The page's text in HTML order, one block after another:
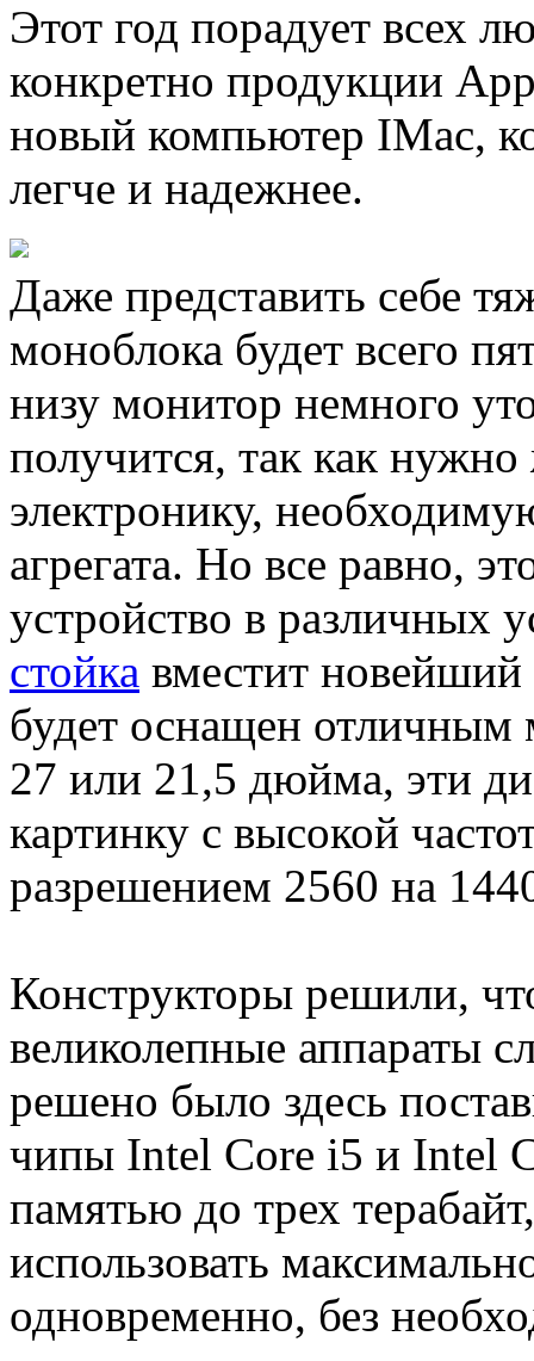
Этот год порадует всех
конкретно продукции
новый компьютер IMac,
легче и надежнее.
Даже представить себе
моноблока будет всего
низу монитор немного
получится, так как
электронику,
агрегата. Но все равно,
устройство в различных
стойка вместит
будет оснащен отличным
27 или 21,5 дюйма, эти
картинку с высокой
разрешением 2560 на
Конструкторы решили,
великолепные аппараты
решено было здесь
чипы Intel Core i5 и Intel
памятью до трех
использовать
одновременно, без